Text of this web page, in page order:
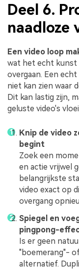
Deel 6.
naadloze
Een video loop
wat het echt kunst
overgaan. Een
niet kan zien waar
Dit kan lastig zijn,
geluste video's
Knip de video
begint
Zoek een
en actie vrijwel
belangrijkste
video exact op
overgang
Spiegel en
pingpong-
Is er geen
"boemerang"-
alternatief.